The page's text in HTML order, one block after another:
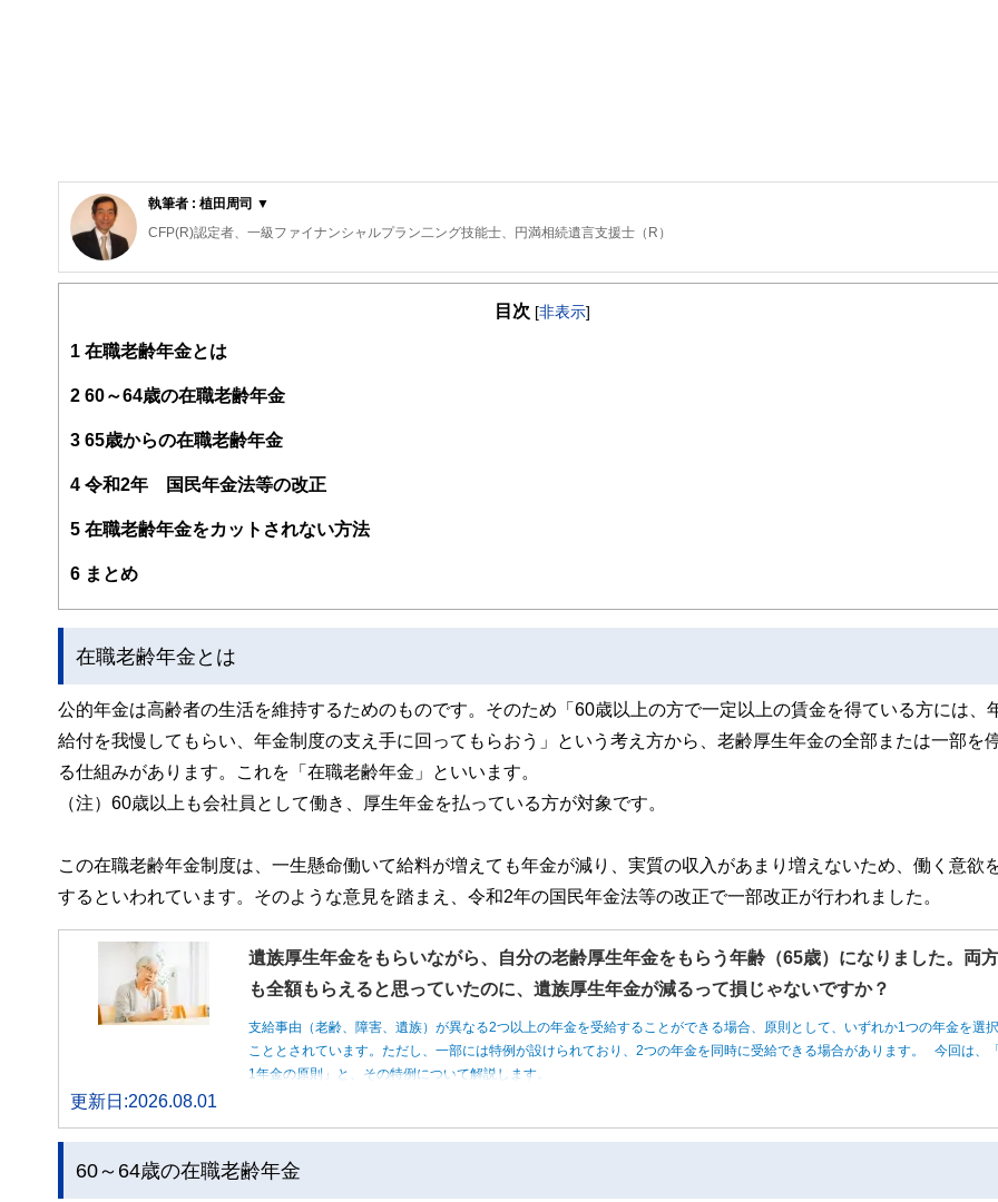
執筆者 : 植田周司 ▼
CFP(R)認定者、一級ファイナンシャルプラン二ング技能士、円満相続遺言支援士（R）
外資系IT企業を経て、FPとして「PCとFPオフィス植田」を起業。独立系のFPとして常に相談者の利益と希望を最優先に考え、ライフプラン
お客様に「相談して良かった」と言っていただけるよう、日々努力しています。
目次 [非表示]
1 在職老齢年金とは
2 60～64歳の在職老齢年金
3 65歳からの在職老齢年金
4 令和2年 国民年金法等の改正
5 在職老齢年金をカットされない方法
6 まとめ
在職老齢年金とは
公的年金は高齢者の生活を維持するためのものです。そのため「60歳以上の方で一定以上の賃金を得ている方には、
給付を我慢してもらい、年金制度の支え手に回ってもらおう」という考え方から、老齢厚生年金の全部または一部を
る仕組みがあります。これを「在職老齢年金」といいます。
（注）60歳以上も会社員として働き、厚生年金を払っている方が対象です。
この在職老齢年金制度は、一生懸命働いて給料が増えても年金が減り、実質の収入があまり増えないため、働く意欲
するといわれています。そのような意見を踏まえ、令和2年の国民年金法等の改正で一部改正が行われました。
遺族厚生年金をもらいながら、自分の老齢厚生年金をもらう年齢（65歳）になりました。両
も全額もらえると思っていたのに、遺族厚生年金が減るって損じゃないですか？
支給事由（老齢、障害、遺族）が異なる2つ以上の年金を受給することができる場合、原則として、いずれか1つの年金を選
こととされています。ただし、一部には特例が設けられており、2つの年金を同時に受給できる場合があります。 今回は、
1年金の原則」と、その特例について解説します。
更新日:2026.08.01
60～64歳の在職老齢年金